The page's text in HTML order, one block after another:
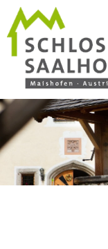
Strona główna